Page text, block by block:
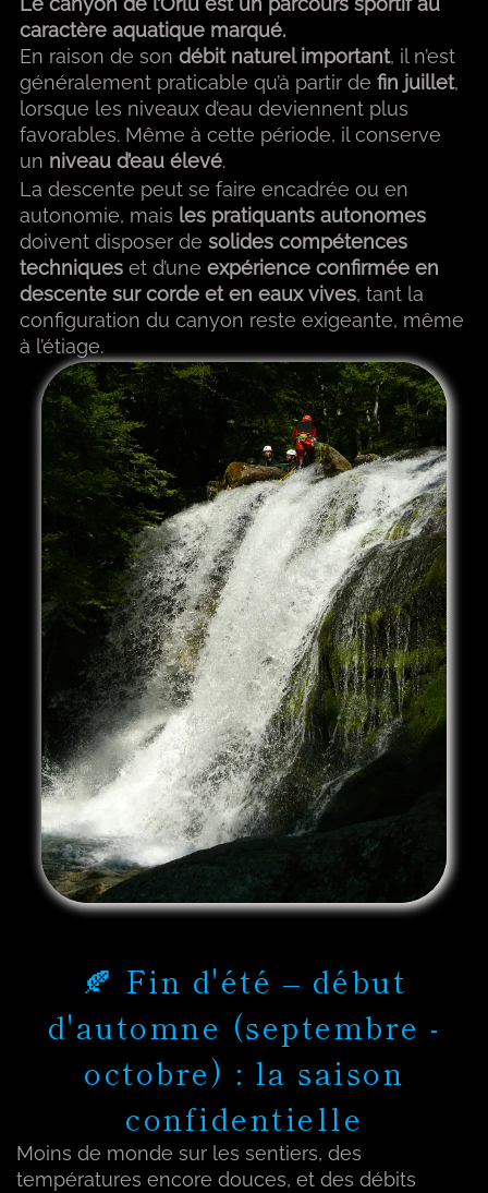
caractère aquatique marqué.
En raison de son débit naturel important, il n’est
généralement praticable qu’à partir de fin juillet,
lorsque les niveaux d’eau deviennent plus
favorables. Même à cette période, il conserve
un niveau d’eau élevé.
La descente peut se faire encadrée ou en
autonomie, mais les pratiquants autonomes
doivent disposer de solides compétences
techniques et d’une expérience confirmée en
descente sur corde et en eaux vives, tant la
configuration du canyon reste exigeante, même
à l’étiage.
🍂 Fin d'été – début
d'automne (septembre -
octobre) : la saison
confidentielle
Moins de monde sur les sentiers, des
températures encore douces, et des débits